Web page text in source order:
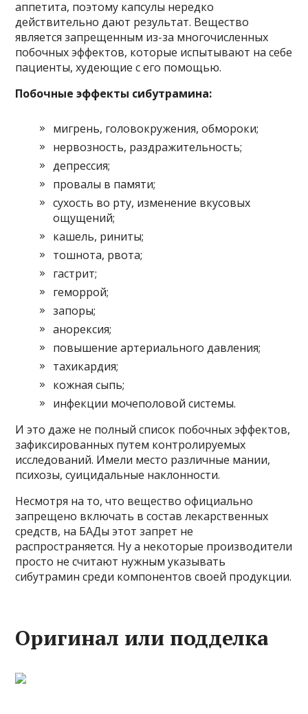
аппетита, поэтому капсулы нередко
действительно дают результат. Вещество
является запрещенным из-за многочисленных
побочных эффектов, которые испытывают на себе
пациенты, худеющие с его помощью.
Побочные эффекты сибутрамина:
мигрень, головокружения, обмороки;
нервозность, раздражительность;
депрессия;
провалы в памяти;
сухость во рту, изменение вкусовых
ощущений;
кашель, риниты;
тошнота, рвота;
гастрит;
геморрой;
запоры;
анорексия;
повышение артериального давления;
тахикардия;
кожная сыпь;
инфекции мочеполовой системы.
И это даже не полный список побочных эффектов,
зафиксированных путем контролируемых
исследований. Имели место различные мании,
психозы, суицидальные наклонности.
Несмотря на то, что вещество официально
запрещено включать в состав лекарственных
средств, на БАДы этот запрет не
распространяется. Ну а некоторые производители
просто не считают нужным указывать
сибутрамин среди компонентов своей продукции.
Оригинал или подделка